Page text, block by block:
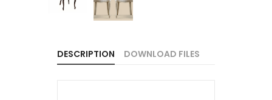
DESCRIPTION DOWNLOAD FILES